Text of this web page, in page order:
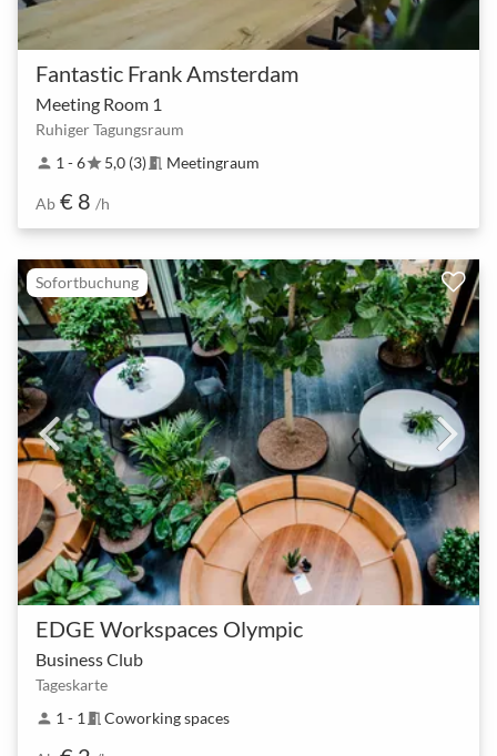
Fantastic Frank Amsterdam
Meeting Room 1
Ruhiger Tagungsraum
person 1 - 6star5,0 (3) meeting_room Meetingraum
Ab € 8 /h
Sofortbuchung
EDGE Workspaces Olympic
Business Club
Tageskarte
person 1 - 1 meeting_room Coworking spaces